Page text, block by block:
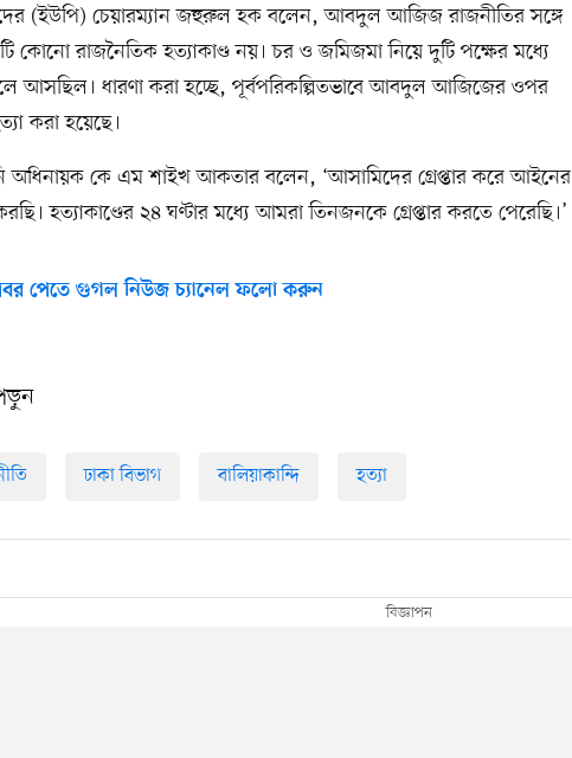
(ইউপি) চেয়ারম্যান জহুরুল হক বলেন, আবদুল আজিজ রাজনীতির সঙ্গে
কোনো রাজনৈতিক হত্যাকাণ্ড নয়। চর ও জমিজমা নিয়ে দুটি পক্ষের মধ্যে
আসছিল। ধারণা করা হচ্ছে, পূর্বপরিকল্পিতভাবে আবদুল আজিজের ওপর
করা হয়েছে।
অধিনায়ক কে এম শাইখ আকতার বলেন, ‘আসামিদের গ্রেপ্তার করে আইনের
হত্যাকাণ্ডের ২৪ ঘণ্টার মধ্যে আমরা তিনজনকে গ্রেপ্তার করতে পেরেছি।’
পেতে গুগল নিউজ চ্যানেল ফলো করুন
ঢাকা বিভাগ বালিয়াকান্দি হত্যা